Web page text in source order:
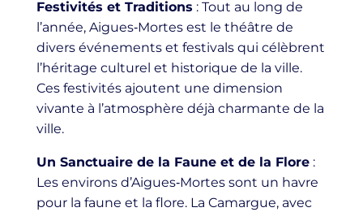
Festivités et Traditions : Tout au long de
l’année, Aigues‑Mortes est le théâtre de
divers événements et festivals qui célèbrent
l’héritage culturel et historique de la ville.
Ces festivités ajoutent une dimension
vivante à l’atmosphère déjà charmante de la
ville.
Un Sanctuaire de la Faune et de la Flore:
Les environs d’Aigues‑Mortes sont un havre
pour la faune et la flore. La Camargue, avec